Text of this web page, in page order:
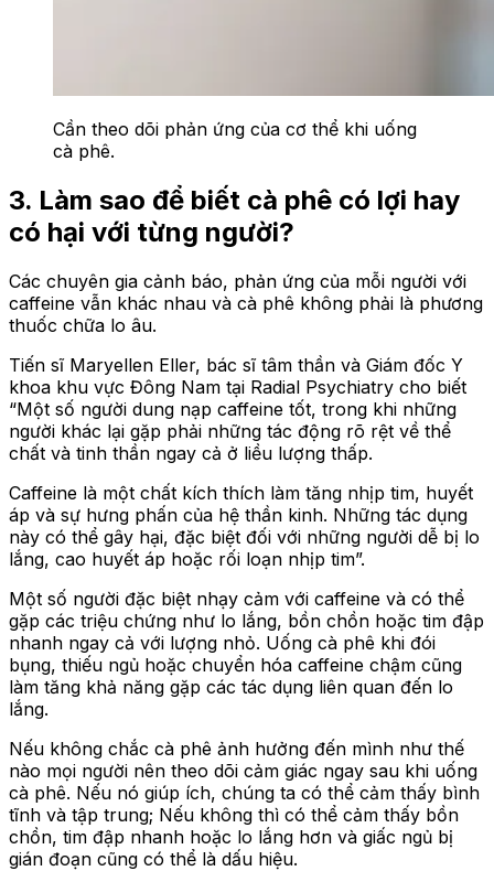
Cần theo dõi phản ứng của cơ thể khi uống
cà phê.
3. Làm sao để biết cà phê có lợi hay
có hại với từng người?
Các chuyên gia cảnh báo, phản ứng của mỗi người với
caffeine vẫn khác nhau và cà phê không phải là phương
thuốc chữa lo âu.
Tiến sĩ Maryellen Eller, bác sĩ tâm thần và Giám đốc Y
khoa khu vực Đông Nam tại Radial Psychiatry cho biết
“Một số người dung nạp caffeine tốt, trong khi những
người khác lại gặp phải những tác động rõ rệt về thể
chất và tinh thần ngay cả ở liều lượng thấp.
Caffeine là một chất kích thích làm tăng nhịp tim, huyết
áp và sự hưng phấn của hệ thần kinh. Những tác dụng
này có thể gây hại, đặc biệt đối với những người dễ bị lo
lắng, cao huyết áp hoặc rối loạn nhịp tim”.
Một số người đặc biệt nhạy cảm với caffeine và có thể
gặp các triệu chứng như lo lắng, bồn chồn hoặc tim đập
nhanh ngay cả với lượng nhỏ. Uống cà phê khi đói
bụng, thiếu ngủ hoặc chuyển hóa caffeine chậm cũng
làm tăng khả năng gặp các tác dụng liên quan đến lo
lắng.
Nếu không chắc cà phê ảnh hưởng đến mình như thế
nào mọi người nên theo dõi cảm giác ngay sau khi uống
cà phê. Nếu nó giúp ích, chúng ta có thể cảm thấy bình
tĩnh và tập trung; Nếu không thì có thể cảm thấy bồn
chồn, tim đập nhanh hoặc lo lắng hơn và giấc ngủ bị
gián đoạn cũng có thể là dấu hiệu.